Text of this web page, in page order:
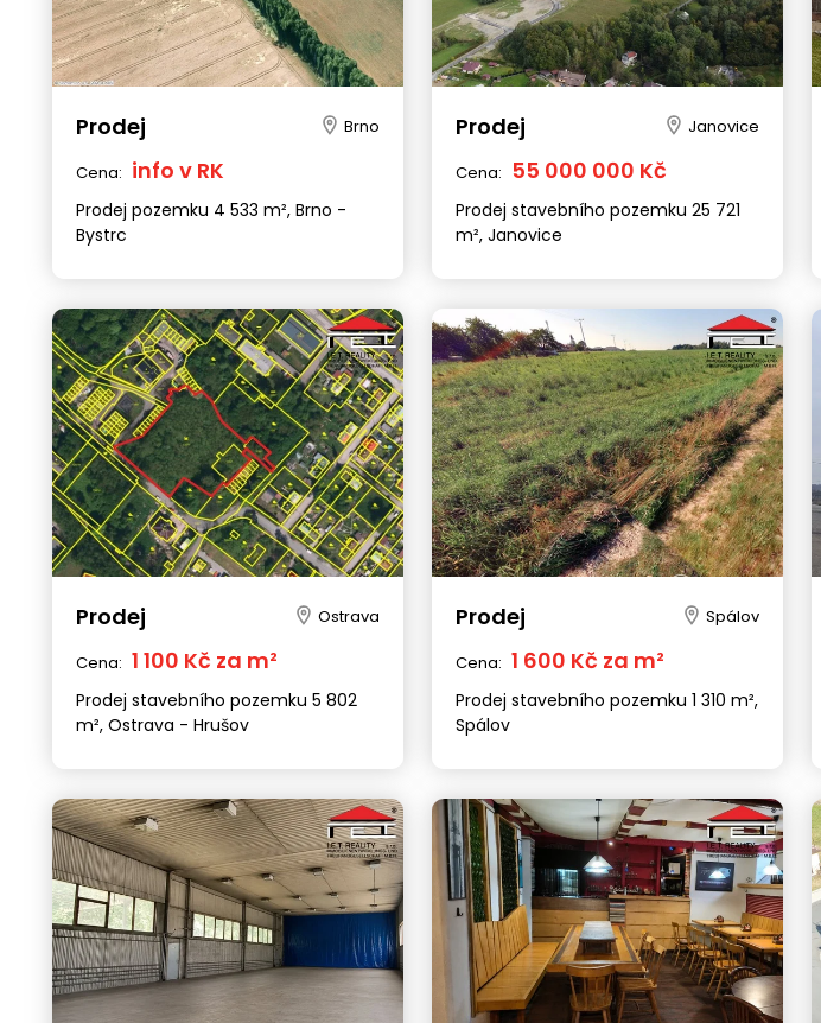
Prodej Brno
Cena: info v RK
Prodej pozemku 4 533 m², Brno -
Bystrc
Prodej Janovice
Cena: 55 000 000 Kč
Prodej stavebního pozemku 25 721
m², Janovice
Prodej Ostrava
Cena: 1 100 Kč za m²
Prodej stavebního pozemku 5 802
m², Ostrava - Hrušov
Prodej Spálov
Cena: 1 600 Kč za m²
Prodej stavebního pozemku 1 310 m²,
Spálov
Brno